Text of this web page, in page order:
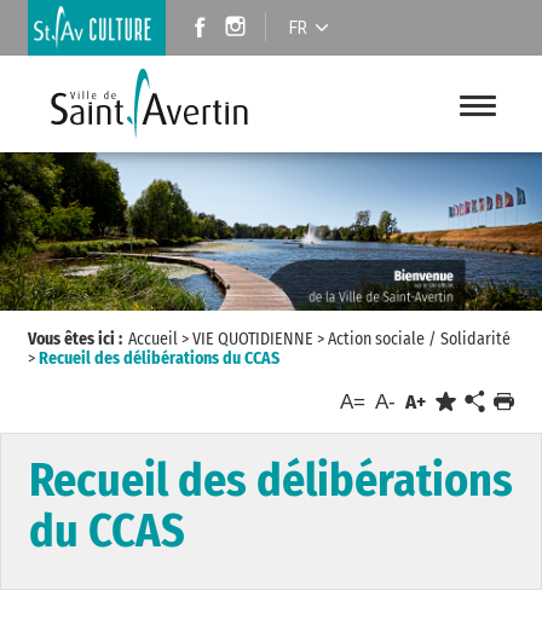
FR
Vous êtes ici : Accueil>VIE QUOTIDIENNE >Action sociale / Solidarité
>Recueil des délibérations du CCAS
A= A- A+
Recueil des délibérations
du CCAS